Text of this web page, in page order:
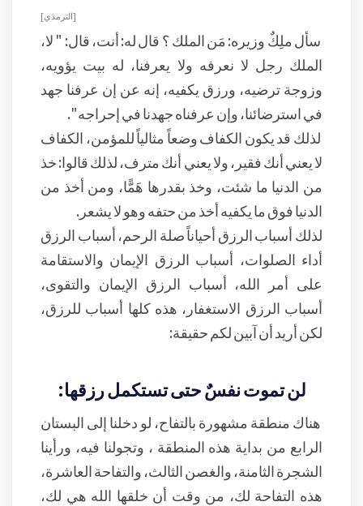
[الترمذي]
سأل ملِكٌ وزيره: مَن الملك ؟ قال له: أنت، قال: " لا،
الملك رجل لا نعرفه ولا يعرفنا، له بيت يؤويه،
وزوجة ترضيه، ورزق يكفيه، إنه عن إن عرفنا جهد
في استرضائنا، وإن عرفناه جهدنا في إحراجه ".
لذلك قد يكون الكفاف وضعاً مثالياً للمؤمن، الكفاف
لا يعني أنك فقير، ولا يعني أنك مترف، لذلك قالوا: خذ
من الدنيا ما شئت، وخذ بقدرها هَمًّا، ومن أخذ من
الدنيا فوق ما يكفيه أخذ من حتفه وهو لا يشعر.
لذلك أسباب الرزق أحياناً صلة الرحم، أسباب الرزق
أداء الصلوات، أسباب الرزق الإيمان والاستقامة
على أمر الله، أسباب الرزق الإيمان والتقوى،
أسباب الرزق الاستغفار، هذه كلها أسباب للرزق،
لكن أريد أن آبين لكم حقيقة:
لن تموت نفسٌ حتى تستكمل رزقها:
هناك منطقة مشهورة بالتفاح، لو دخلنا إلى البستان
الرابع من بداية هذه المنطقة ، وتجولنا فيه، ورأينا
الشجرة الثامنة، والغصن الثالث، والتفاحة العاشرة،
هذه التفاحة لك، من وقت أن خلقها الله هي لك،